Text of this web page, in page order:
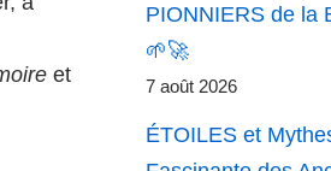
et
PIONNIERS de la
🌱🚀
7 août 2026
ÉTOILES et